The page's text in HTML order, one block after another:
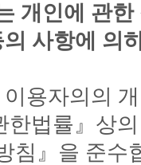
개인에 관
사항에 의
용자의의
한법률』상
침』을 준수